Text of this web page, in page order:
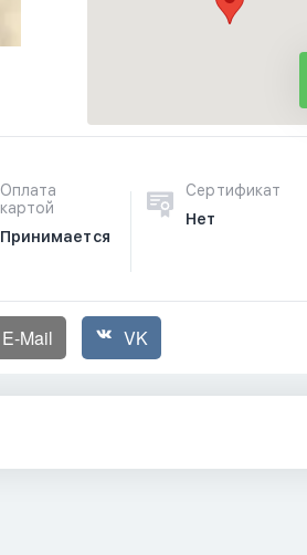
Оплата
картой
Принимается
Сертификат
Нет
E-Mail VK